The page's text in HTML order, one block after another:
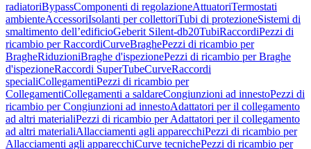
radiatoriBypassComponenti di regolazioneAttuatoriTermostati
ambienteAccessoriIsolanti per collettoriTubi di protezioneSistemi di
smaltimento dell’edificioGeberit Silent-db20TubiRaccordiPezzi di
ricambio per RaccordiCurveBraghePezzi di ricambio per
BragheRiduzioniBraghe d'ispezionePezzi di ricambio per Braghe
d'ispezioneRaccordi SuperTubeCurveRaccordi
specialiCollegamentiPezzi di ricambio per
CollegamentiCollegamenti a saldareCongiunzioni ad innestoPezzi di
ricambio per Congiunzioni ad innestoAdattatori per il collegamento
ad altri materialiPezzi di ricambio per Adattatori per il collegamento
ad altri materialiAllacciamenti agli apparecchiPezzi di ricambio per
Allacciamenti agli apparecchiCurve tecnichePezzi di ricambio per